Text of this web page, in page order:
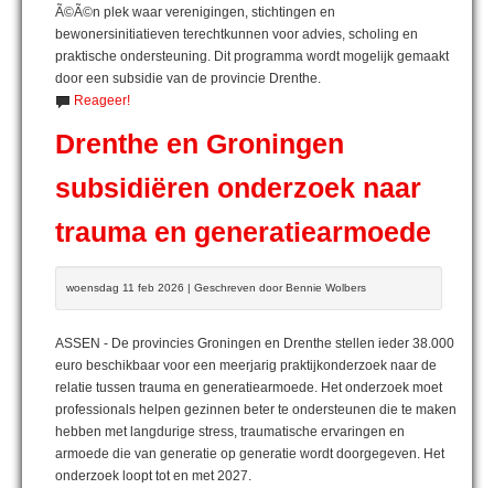
Ã©Ã©n plek waar verenigingen, stichtingen en
bewonersinitiatieven terechtkunnen voor advies, scholing en
praktische ondersteuning. Dit programma wordt mogelijk gemaakt
door een subsidie van de provincie Drenthe.
Reageer!
Drenthe en Groningen
subsidiëren onderzoek naar
trauma en generatiearmoede
woensdag 11 feb 2026 | Geschreven door Bennie Wolbers
ASSEN - De provincies Groningen en Drenthe stellen ieder 38.000
euro beschikbaar voor een meerjarig praktijkonderzoek naar de
relatie tussen trauma en generatiearmoede. Het onderzoek moet
professionals helpen gezinnen beter te ondersteunen die te maken
hebben met langdurige stress, traumatische ervaringen en
armoede die van generatie op generatie wordt doorgegeven. Het
onderzoek loopt tot en met 2027.